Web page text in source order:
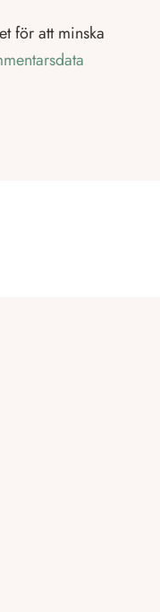
för att minska